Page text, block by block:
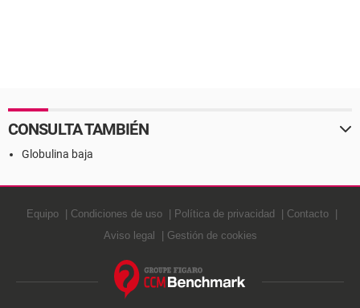
CONSULTA TAMBIÉN
Globulina baja
Equipo Condiciones de uso Política de privacidad
Contacto
Aviso legal
Gestión de cookies